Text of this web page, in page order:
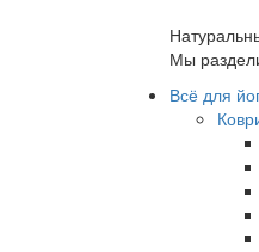
Мы
Всё для